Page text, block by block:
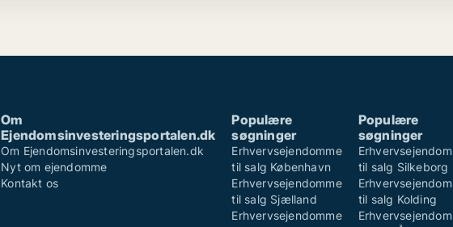
Om
Ejendomsinvesteringsportalen.dk
Om Ejendomsinvesteringsportalen.dk
Nyt om ejendomme
Kontakt os
Populære
søgninger
Erhvervsejendomme
til salg København
Erhvervsejendomme
til salg Sjælland
Erhvervsejendomme
Populære
søgninger
til salg Silkeborg
til salg Kolding